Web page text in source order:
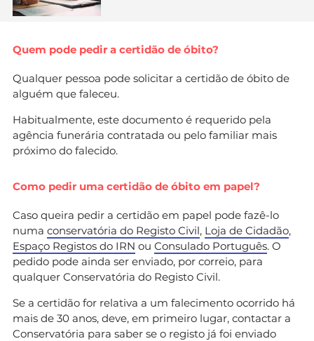
Quem pode pedir a certidão de óbito?
Qualquer pessoa pode solicitar a certidão de óbito de
alguém que faleceu.
Habitualmente, este documento é requerido pela
agência funerária contratada ou pelo familiar mais
próximo do falecido.
Como pedir uma certidão de óbito em papel?
Caso queira pedir a certidão em papel pode fazê-lo
numa conservatória do Registo Civil, Loja de Cidadão,
Espaço Registos do IRN ou Consulado Português. O
pedido pode ainda ser enviado, por correio, para
qualquer Conservatória do Registo Civil.
Se a certidão for relativa a um falecimento ocorrido há
mais de 30 anos, deve, em primeiro lugar, contactar a
Conservatória para saber se o registo já foi enviado